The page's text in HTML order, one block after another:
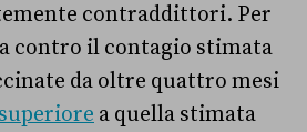
contraddittori. Per
contro il contagio stimata
da oltre quattro mesi
a quella stimata